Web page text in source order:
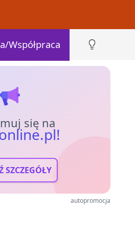
Współpraca
się na
SZCZEGÓŁY
autopromocja